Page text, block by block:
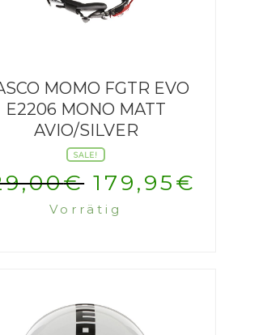
MOMO FGTR EVO
E2206 MONO MATT
AVIO/SILVER
SALE!
€
Preis
179,95€
Vorrätig